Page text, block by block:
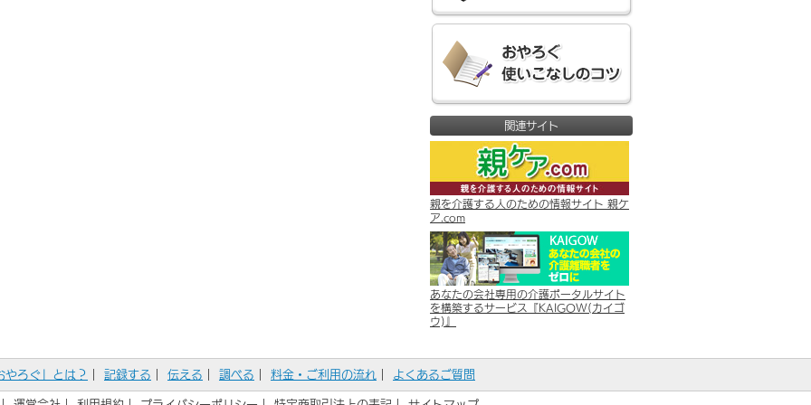
関連サイト
親を介護する人のための情報サイト 親ケ
ア.com
あなたの会社専用の介護ポータルサイト
を構築するサービス『KAIGOW(カイゴ
ウ)』
やろぐ」とは？ 記録する 伝える 調べる 料金・ご利用の流れ よくあるご質問